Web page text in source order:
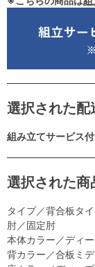
選択された配
組み立てサービス
選択された商
タイプ／背合板タ
肘／固定肘
本体カラー／ディ
背カラー／合板ミ